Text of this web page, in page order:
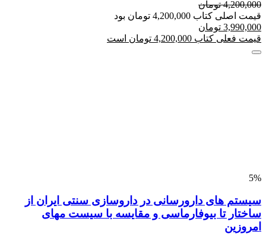
4,200,000 تومان
قیمت اصلی کتاب 4,200,000 تومان بود
3,990,000 تومان
قیمت فعلی کتاب 4,200,000 تومان است
5%
سیستم های دارورسانی در داروسازی سنتی ایران از
ساختار تا بیوفارماسی و مقایسه با سیست مهای
امروزین